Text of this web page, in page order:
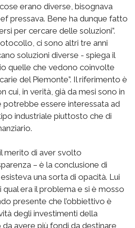
erano diverse, bisognava
pressava. Bene ha dunque fatto
per cercare delle soluzioni”.
ci sono altri tre anni
soluzioni diverse - spiega il
quelle che vedono coinvolte
del Piemonte”. Il riferimento è
cui, in verità, già da mesi sono in
essere interessata ad
industriale piuttosto che di
merito di aver svolto
– è la conclusione di
una sorta di opacità. Lui
era il problema e si è mosso
presente che l’obbiettivo è
degli investimenti della
avere più fondi da destinare